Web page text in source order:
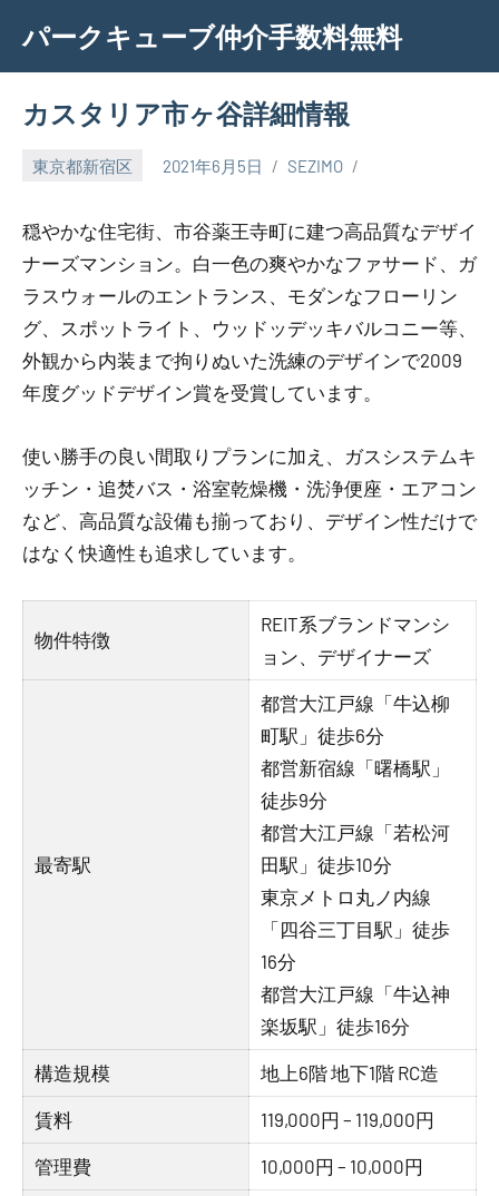
content
パークキューブ仲介手数料無料
カスタリア市ヶ谷詳細情報
東京都新宿区 2021年6月5日 SEZIMO
穏やかな住宅街、市谷薬王寺町に建つ高品質なデザイ
ナーズマンション。白一色の爽やかなファサード、ガ
ラスウォールのエントランス、モダンなフローリン
グ、スポットライト、ウッドッデッキバルコニー等、
外観から内装まで拘りぬいた洗練のデザインで2009
年度グッドデザイン賞を受賞しています。
使い勝手の良い間取りプランに加え、ガスシステムキ
ッチン・追焚バス・浴室乾燥機・洗浄便座・エアコン
など、高品質な設備も揃っており、デザイン性だけで
はなく快適性も追求しています。
物件特徴
REIT系ブランドマンシ
ョン、デザイナーズ
最寄駅
都営大江戸線「牛込柳
町駅」徒歩6分
都営新宿線「曙橋駅」
徒歩9分
都営大江戸線「若松河
田駅」徒歩10分
東京メトロ丸ノ内線
「四谷三丁目駅」徒歩
16分
都営大江戸線「牛込神
楽坂駅」徒歩16分
構造規模 地上6階 地下1階 RC造
賃料 119,000円 – 119,000円
管理費 10,000円 – 10,000円